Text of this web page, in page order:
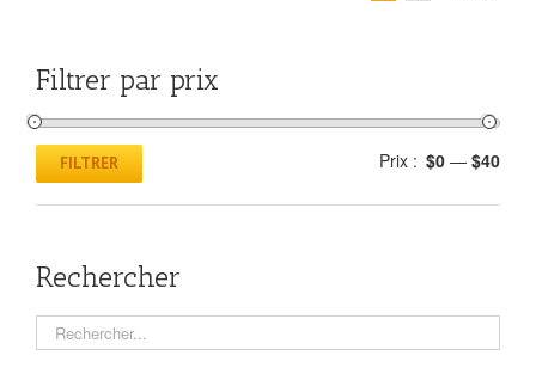
Filtrer par prix
FILTRER Prix : $0 — $40
Rechercher